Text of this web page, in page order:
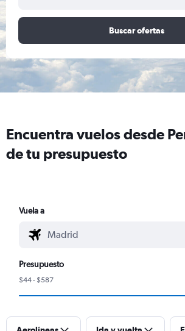
Buscar ofertas
Encuentra vuelos desde
de tu presupuesto
Vuela a
Presupuesto
$44 - $587